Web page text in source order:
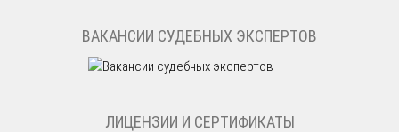
ВАКАНСИИ СУДЕБНЫХ ЭКСПЕРТОВ
ЛИЦЕНЗИИ И СЕРТИФИКАТЫ